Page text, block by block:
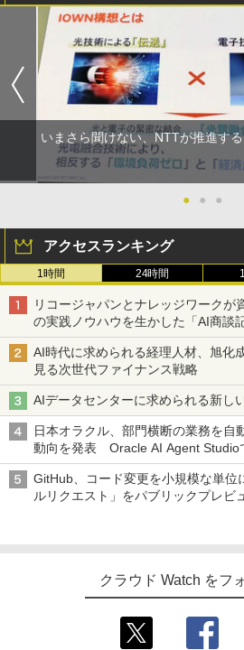
いまさら聞けない、NTTが推進す
● ● ●
アクセスランキング
1時間 24時間
リコージャパンとナレッジワークが
の実践ノウハウを生かした「AI商談
AI時代に求められる経理人材、旭化
見る次世代ファイナンス戦略
AIデータセンターに求められる新し
日本オラクル、部門横断の業務を自
動向を発表 Oracle AI Agent Studio
加速
GitHub、コード変更を小規模な単位
ルリクエスト」をパブリックプレビ
クラウド Watch をフ